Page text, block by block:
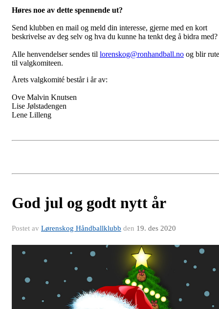
Høres noe av dette spennende ut?
Send klubben en mail og meld din interesse, gjerne med en kort
beskrivelse av deg selv og hva du kunne ha tenkt deg å bidra med?
Alle henvendelser sendes til lorenskog@ronhandball.no og blir
til valgkomiteen.
Årets valgkomité består i år av:
Ove Malvin Knutsen
Lise Jølstadengen
Lene Lilleng
God jul og godt nytt år
Postet av Lørenskog Håndballklubb den 19. des 2020